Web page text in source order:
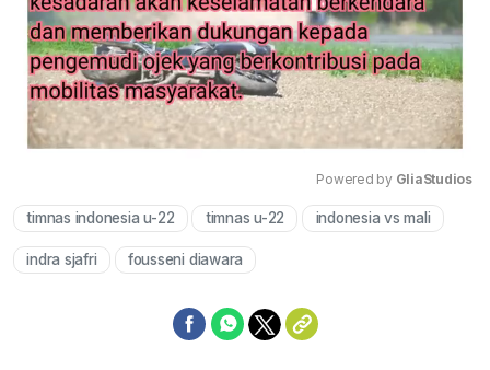
Mute
Powered by GliaStudios
timnas indonesia u-22 timnas u-22 indonesia vs mali
indra sjafri fousseni diawara